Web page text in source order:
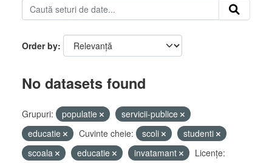
Order by
No datasets found
Grupuri: populatie
servicii-publice
educatie
Cuvinte cheie: scoli
studenti
scoala
educatie invatamant
Licenţe: